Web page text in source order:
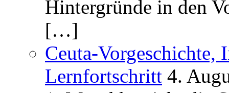
Hintergründe in den
[…]
Ceuta-Vorgeschichte,
Lernfortschritt 4.